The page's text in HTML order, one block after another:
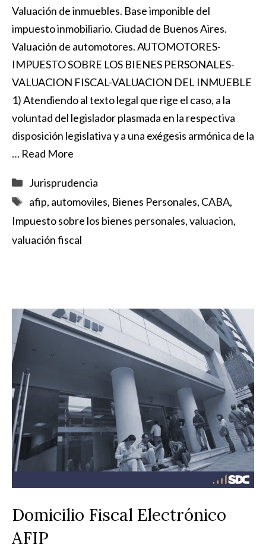
Valuación de inmuebles. Base imponible del
impuesto inmobiliario. Ciudad de Buenos Aires.
Valuación de automotores. AUTOMOTORES-
IMPUESTO SOBRE LOS BIENES PERSONALES-
VALUACION FISCAL-VALUACION DEL INMUEBLE
1) Atendiendo al texto legal que rige el caso, a la
voluntad del legislador plasmada en la respectiva
disposición legislativa y a una exégesis armónica de la
… Read More
Categorías
Jurisprudencia
Etiquetas
afip, automoviles, Bienes Personales, CABA,
Impuesto sobre los bienes personales,valuacion,
valuación fiscal
Domicilio Fiscal Electrónico
AFIP